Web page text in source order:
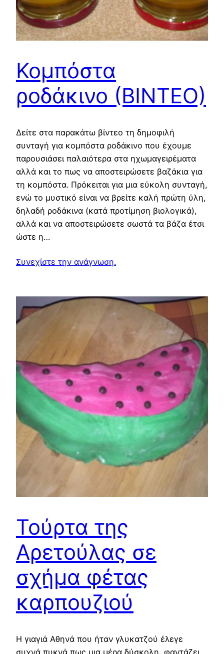
Κομπόστα
ροδάκινο (ΒΙΝΤΕΟ)
Δείτε στα παρακάτω βίντεο τη δημοφιλή
συνταγή για κομπόστα ροδάκινο που έχουμε
παρουσιάσει παλαιότερα στα ηχωμαγειρέματα
αλλά και το πως να αποστειρώσετε βαζάκια για
τη κομπόστα. Πρόκειται για μια εύκολη συνταγή,
ενώ το μυστικό είναι να βρείτε καλή πρώτη ύλη,
δηλαδή ροδάκινα (κατά προτίμηση βιολογικά),
αλλά και να αποστειρώσετε σωστά τα βάζα έτσι
ώστε η…
Συνεχίστε την ανάγνωση.
Τούρτα της
Αρετούλας σε
σχήμα φέτας
καρπουζιού
Η γιαγιά Αθηνά που ήταν γλυκατζού έλεγε
συχνά πυκνά πως μια μέρα δύσκολη, φαντάζει